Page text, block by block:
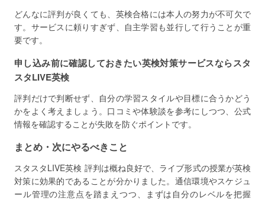
どんなに評判が良くても、英検合格には本人の努力が不可欠で
す。サービスに頼りすぎず、自主学習も並行して行うことが重
要です。
申し込み前に確認しておきたい英検対策サービスならスタ
スタLIVE英検
評判だけで判断せず、自分の学習スタイルや目標に合うかどう
かをよく考えましょう。口コミや体験談を参考にしつつ、公式
情報を確認することが失敗を防ぐポイントです。
まとめ・次にやるべきこと
スタスタLIVE英検 評判は概ね良好で、ライブ形式の授業が英検
対策に効果的であることが分かりました。通信環境やスケジュ
ール管理の注意点を踏まえつつ、まずは自分のレベルを把握